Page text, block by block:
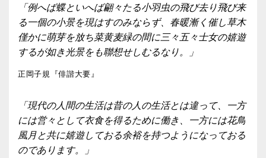
「例へば蝶といへば翩々たる小羽虫の飛び去り飛び来
る一個の小景を現はすのみならず、春暖漸く催し草木
僅かに萌芽を放ち菜黄麦緑の間に三々五々士女の嬉遊
するが如き光景をも聯想せしむるなり。」
正岡子規『俳諧大要』
「現代の人間の生活は昔の人の生活とは違って、一方
には営々として衣食を得るために働き、一方には花鳥
風月と共に嬉遊しておる余裕を持つようになっておる
のであります。」